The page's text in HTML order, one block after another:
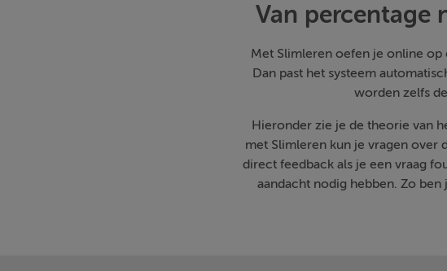
Van percentage
Met Slimleren oefen je online op
Dan past het systeem
worden zelfs
Hieronder zie je de theorie van
met Slimleren kun je vragen over
direct feedback als je een vraag
aandacht nodig hebben. Zo